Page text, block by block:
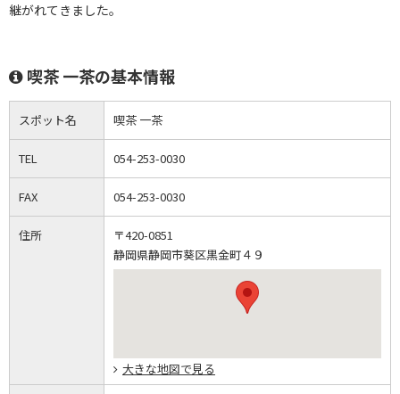
継がれてきました。
喫茶 一茶の基本情報
スポット名 喫茶 一茶
TEL 054-253-0030
FAX 054-253-0030
住所
〒420-0851
静岡県静岡市葵区黒金町４９
大きな地図で見る